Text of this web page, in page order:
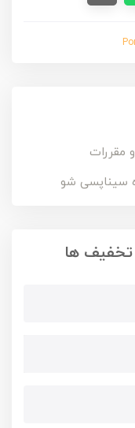
مقررات
سیناپسی شو
تخفیف ها